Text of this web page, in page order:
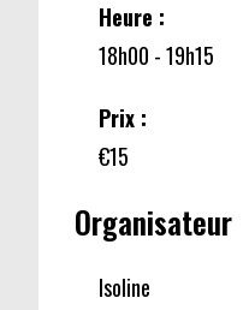
Heure :
18h00 - 19h15
Prix :
€15
Organisateur
Isoline